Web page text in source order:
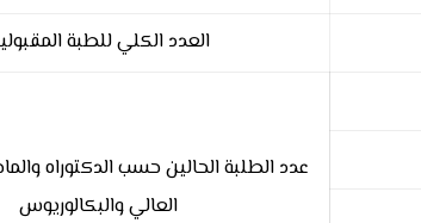
العدد الكلي للطبة
عدد الطلبة الحالين حسب الدكتوراه
العالي والبكالوريوس